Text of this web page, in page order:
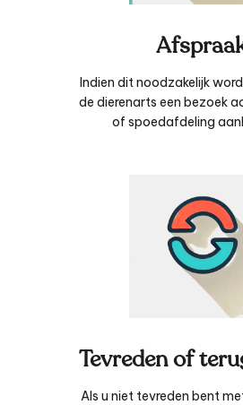
Indien dit noodzakelijk
de dierenarts een bezoek
of spoedafdeling
Tevreden of
Als u niet tevreden bent